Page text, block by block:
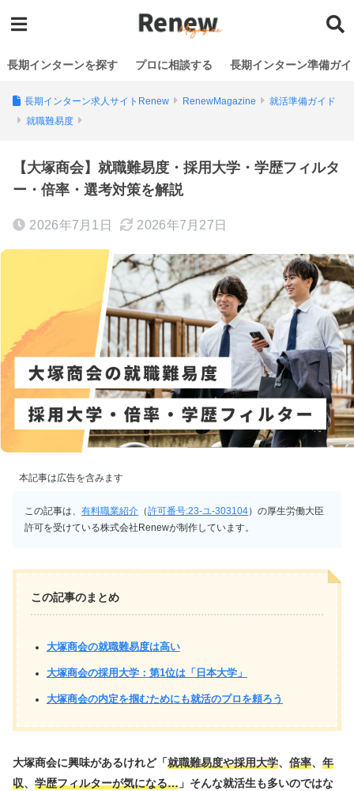
長期インターンを探す プロに相談する 長期インターン準備ガイ
長期インターン求人サイトRenew RenewMagazine
就活準備ガイド
就職難易度
【大塚商会】就職難易度・採用大学・学歴フィルタ
ー・倍率・選考対策を解説
2026年7月1日 2026年7月27日
本記事は広告を含みます
この記事は、有料職業紹介 （許可番号:23-ユ-303104）の厚生労働大臣
許可を受けている株式会社Renewが制作しています。
この記事のまとめ
大塚商会の就職難易度は高い
大塚商会の採用大学：第1位は「日本大学」
大塚商会の内定を掴むためにも就活のプロを頼ろう
大塚商会に興味があるけれど「就職難易度や採用大学、 倍率、 年
収、 学歴フィルターが気になる… 」そんな就活生も多いのではな